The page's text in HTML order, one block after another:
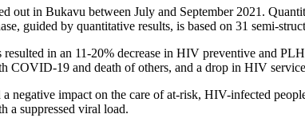
in Bukavu between July and September 2021.
guided by quantitative results, is based on 31 semi-
in an 11-20% decrease in HIV preventive and
COVID-19 and death of others, and a drop in HIV
impact on the care of at-risk, HIV-infected
suppressed viral load.